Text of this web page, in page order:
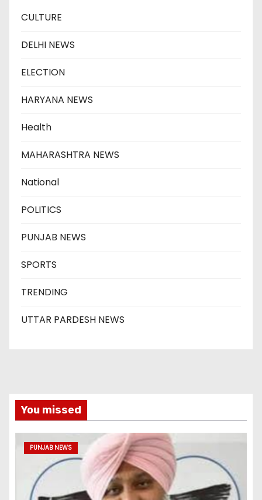
CULTURE
DELHI NEWS
ELECTION
HARYANA NEWS
Health
MAHARASHTRA NEWS
National
POLITICS
PUNJAB NEWS
SPORTS
TRENDING
UTTAR PARDESH NEWS
You missed
PUNJAB NEWS